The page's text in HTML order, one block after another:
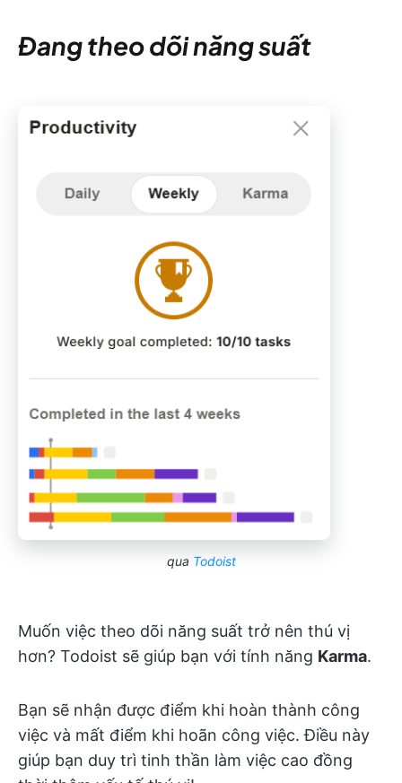
Đang theo dõi năng suất
qua Todoist
Muốn việc theo dõi năng suất trở nên thú vị
hơn? Todoist sẽ giúp bạn với tính năng Karma.
Bạn sẽ nhận được điểm khi hoàn thành công
việc và mất điểm khi hoãn công việc. Điều này
giúp bạn duy trì tinh thần làm việc cao đồng